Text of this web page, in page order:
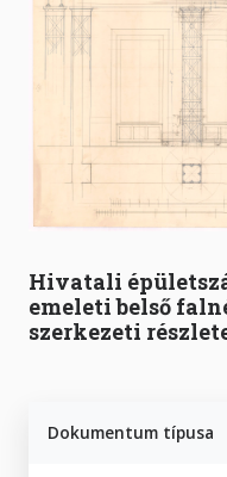
Hivatali
emeleti belső
szerkezeti
Dokumentum típusa